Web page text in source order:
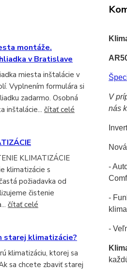
montáže.
v Bratislave
miesta inštalácie v
Vyplnením formulára si
zadarmo. Osobná
inštalácie... čítať celé
KLIMATIZÁCIE
klimatizácie s
požiadavka od
čistenie
čítať celé
starej klimatizácie?
klimatizáciu, ktorej sa
sa chcete zbaviť starej
V
nás
-
-
-